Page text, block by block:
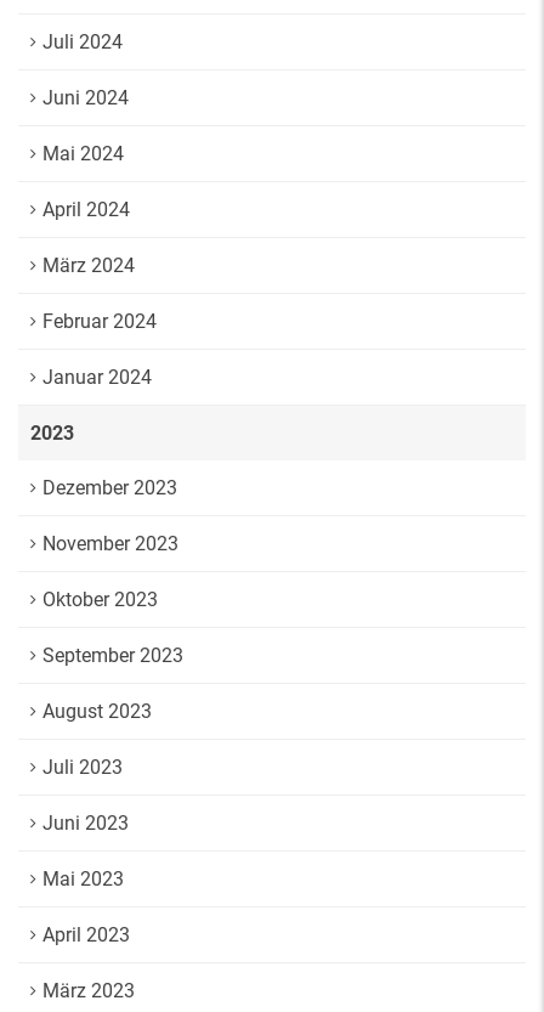
Juli 2024
Juni 2024
Mai 2024
April 2024
März 2024
Februar 2024
Januar 2024
2023
Dezember 2023
November 2023
Oktober 2023
September 2023
August 2023
Juli 2023
Juni 2023
Mai 2023
April 2023
März 2023